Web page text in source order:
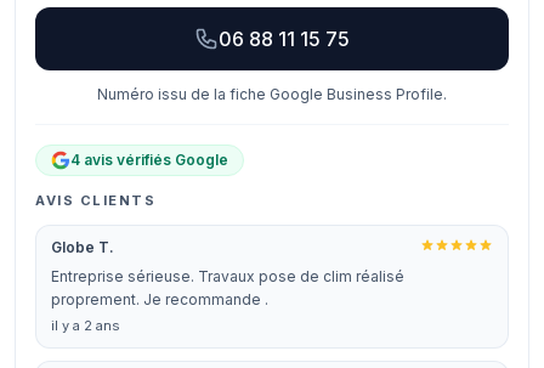
06 88 11 15 75
Numéro issu de la fiche Google Business Profile.
4 avis vérifiés Google
AVIS CLIENTS
Globe T.
Entreprise sérieuse. Travaux pose de clim réalisé
proprement. Je recommande .
il y a 2 ans